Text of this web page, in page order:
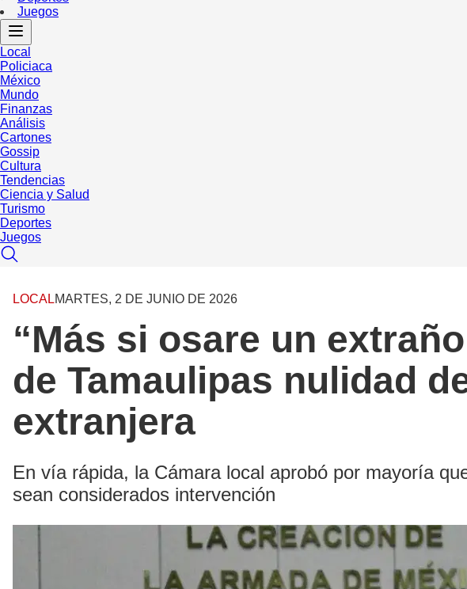
Juegos
Local
Policiaca
México
Mundo
Finanzas
Análisis
Cartones
Gossip
Cultura
Tendencias
Ciencia y Salud
Turismo
Deportes
Juegos
LOCALMARTES, 2 DE JUNIO DE 2026
“Más si osare un
de Tamaulipas nulidad
extranjera
En vía rápida, la Cámara local aprobó por mayoría
sean considerados intervención